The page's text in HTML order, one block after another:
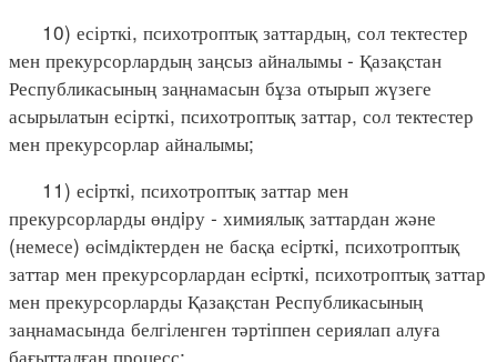
10) есірткі, психотроптық заттардың, сол тектестер
мен прекурсорлардың заңсыз айналымы - Қазақстан
Республикасының заңнамасын бұза отырып жүзеге
асырылатын есірткі, психотроптық заттар, сол тектестер
мен прекурсорлар айналымы;
11) есiрткi, психотроптық заттар мен
прекурсорларды өндiру - химиялық заттардан және
(немесе) өсiмдiктерден не басқа есiрткi, психотроптық
заттар мен прекурсорлардан есiрткi, психотроптық заттар
мен прекурсорларды Қазақстан Республикасының
заңнамасында белгіленген тәртіппен сериялап алуға
бағытталған процесс;